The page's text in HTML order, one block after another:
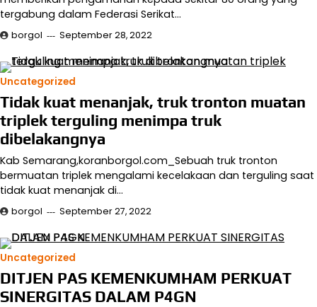
tergabung dalam Federasi Serikat…
borgol September 28, 2022
Uncategorized
Tidak kuat menanjak, truk tronton muatan
triplek terguling menimpa truk
dibelakangnya
Kab Semarang,koranborgol.com_Sebuah truk tronton
bermuatan triplek mengalami kecelakaan dan terguling saat
tidak kuat menanjak di…
borgol September 27, 2022
Uncategorized
DITJEN PAS KEMENKUMHAM PERKUAT
SINERGITAS DALAM P4GN